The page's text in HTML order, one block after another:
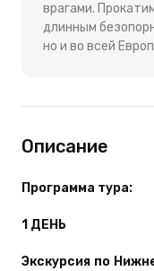
врагами.
длинным
но и во всей
Описание
Программа тура:
1 ДЕНЬ
Экскурсия по